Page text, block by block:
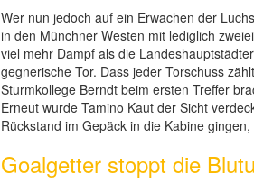
Wer nun jedoch auf ein Erwachen der
in den Münchner Westen mit lediglich
viel mehr Dampf als die
gegnerische Tor. Dass jeder Torschuss
Sturmkollege Berndt beim ersten Treffer
Erneut wurde Tamino Kaut der Sicht
Rückstand im Gepäck in die Kabine
Goalgetter stoppt die